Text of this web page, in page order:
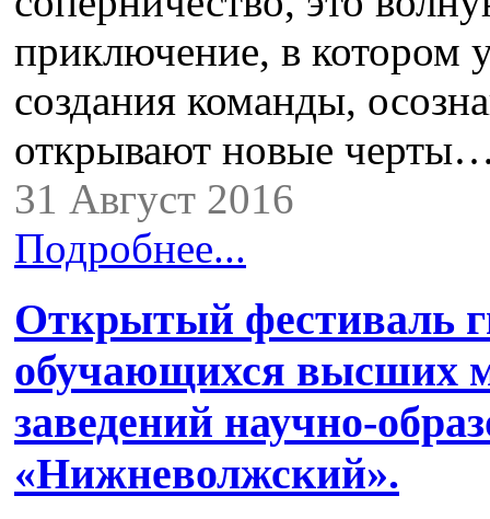
приключение, в котором
создания команды,
открывают новые
31 Август 2016
Подробнее...
Открытый фестиваль
обучающихся высших
заведений научно-
«Нижневолжский».